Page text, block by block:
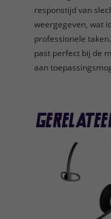
responstijd van
weergegeven, wat
professionele
past perfect bij de
aan